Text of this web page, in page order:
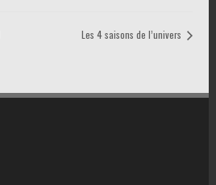
Les 4 saisons de l’univers